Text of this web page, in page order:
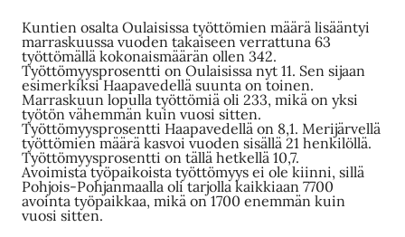
Kuntien osalta Oulaisissa työttömien määrä lisääntyi
marraskuussa vuoden takaiseen verrattuna 63
työttömällä kokonaismäärän ollen 342.
Työttömyysprosentti on Oulaisissa nyt 11. Sen sijaan
esimerkiksi Haapavedellä suunta on toinen.
Marraskuun lopulla työttömiä oli 233, mikä on yksi
työtön vähemmän kuin vuosi sitten.
Työttömyysprosentti Haapavedellä on 8,1. Merijärvellä
työttömien määrä kasvoi vuoden sisällä 21 henkilöllä.
Työttömyysprosentti on tällä hetkellä 10,7.
Avoimista työpaikoista työttömyys ei ole kiinni, sillä
Pohjois-Pohjanmaalla oli tarjolla kaikkiaan 7700
avointa työpaikkaa, mikä on 1700 enemmän kuin
vuosi sitten.